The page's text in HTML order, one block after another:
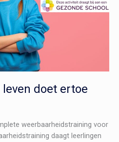
doet ertoe
weerbaarheidstraining voor
daagt leerlingen